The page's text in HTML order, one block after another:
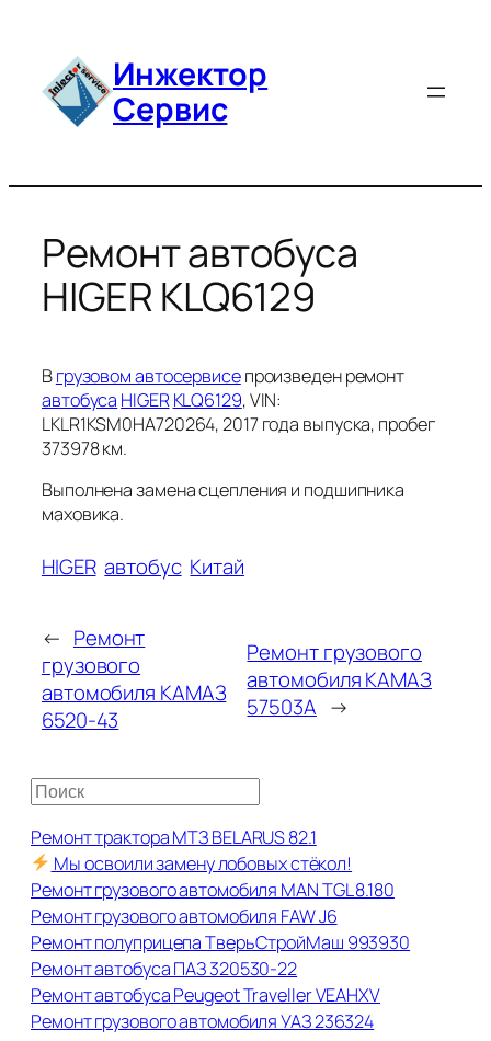
содержимомуИнжектор
Сервис
Ремонт автобуса
HIGER KLQ6129
Вгрузовом автосервисепроизведен ремонт
автобуса HIGERKLQ6129, VIN:
LKLR1KSM0HA720264, 2017 года выпуска, пробег
373978 км.
Выполнена замена сцепления и подшипника
маховика.
HIGER автобус Китай
← Ремонт
грузового
автомобиля КАМАЗ
6520-43
Ремонт грузового
автомобиля КАМАЗ
57503А →
П
и
с
к
Ремонт трактора МТЗ BELARUS 82.1
Мы освоили замену лобовых стёкол!
Ремонт грузового автомобиля MAN TGL 8.180
Ремонт грузового автомобиля FAW J6
Ремонт полуприцепа ТверьСтройМаш 993930
Ремонт автобуса ПАЗ 320530-22
Ремонт автобуса Peugeot Traveller VЕАНХV
Ремонт грузового автомобиля УАЗ 236324